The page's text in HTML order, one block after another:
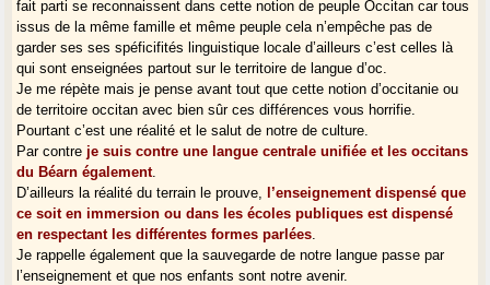
fait parti se reconnaissent dans cette notion de peuple Occitan car tous
issus de la même famille et même peuple cela n’empêche pas de
garder ses ses spéficifités linguistique locale d’ailleurs c’est celles là
qui sont enseignées partout sur le territoire de langue d’oc.
Je me répète mais je pense avant tout que cette notion d’occitanie ou
de territoire occitan avec bien sûr ces différences vous horrifie.
Pourtant c’est une réalité et le salut de notre de culture.
Par contre je suis contre une langue centrale unifiée et les occitans
du Béarn également.
D’ailleurs la réalité du terrain le prouve,
l’enseignement dispensé que
ce soit en immersion ou dans les écoles publiques est dispensé
en respectant les différentes formes parlées
Je rappelle également que la sauvegarde de notre langue passe par
l’enseignement et que nos enfants sont notre avenir.